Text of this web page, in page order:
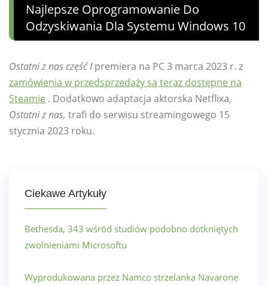
Najlepsze Oprogramowanie Do
Odzyskiwania Dla Systemu Windows 10
Ostatni z nas część Ipremiera na PC 3 marca 2023 r. z
zamówienia w przedsprzedaży są teraz dostępne na
Steamie . Dodatkowo adaptacja aktorska Netflixa,
Ostatni z nas, trafi do serwisu streamingowego 15
stycznia 2023 roku.
Ciekawe Artykuły
Bethesda, 343 wśród studiów podobno dotkniętych
zwolnieniami Microsoftu
Wyprodukowana przez Namco strzelanka Navarone